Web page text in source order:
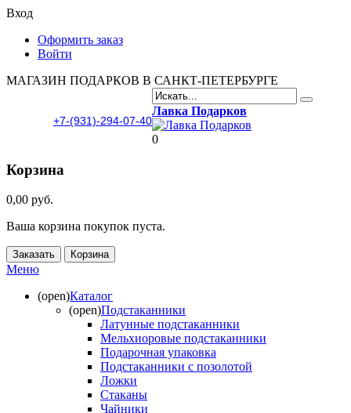
Вход
Оформить заказ
Войти
МАГАЗИН ПОДАРКОВ В САНКТ-ПЕТЕРБУРГЕ
+7-(931)-294-07-40
Лавка Подарков
0
Корзина
0,00 руб.
Ваша корзина покупок пуста.
Заказать Корзина
Меню
(open)Каталог
(open)Подстаканники
Латунные подстаканники
Мельхиоровые подстаканники
Подарочная упаковка
Подстаканники с позолотой
Ложки
Стаканы
Чайники